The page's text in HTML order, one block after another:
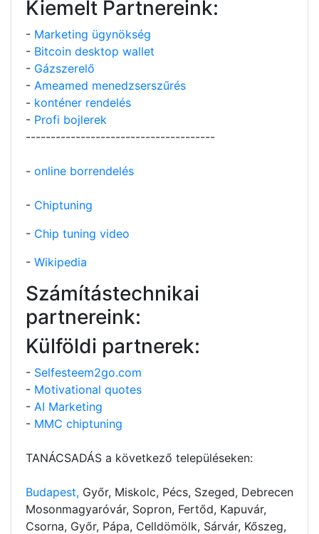
Kiemelt Partnereink:
- Marketing ügynökség
- Bitcoin desktop wallet
- Gázszerelő
- Ameamed menedzserszűrés
- konténer rendelés
- Profi bojlerek
--------------------------------------
- online borrendelés
- Chiptuning
- Chip tuning video
- Wikipedia
Számítástechnikai
partnereink:
Külföldi partnerek:
- Selfesteem2go.com
- Motivational quotes
- AI Marketing
- MMC chiptuning
TANÁCSADÁS a következő településeken:
Budapest, Győr, Miskolc, Pécs, Szeged, Debrecen
Mosonmagyaróvár, Sopron, Fertőd, Kapuvár,
Csorna, Győr, Pápa, Celldömölk, Sárvár, Kőszeg,